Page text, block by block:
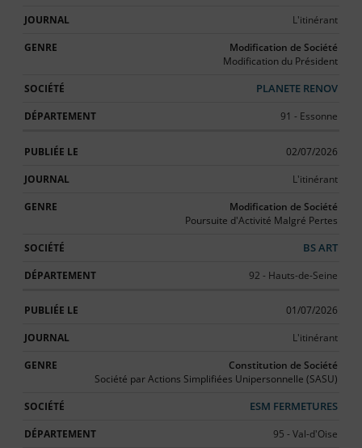
L'itinérant
Modification de Société
Modification du Président
PLANETE RENOV
91 - Essonne
02/07/2026
L'itinérant
Modification de Société
Poursuite d'Activité Malgré Pertes
BS ART
92 - Hauts-de-Seine
01/07/2026
L'itinérant
Constitution de Société
Société par Actions Simplifiées Unipersonnelle (SASU)
ESM FERMETURES
95 - Val-d'Oise